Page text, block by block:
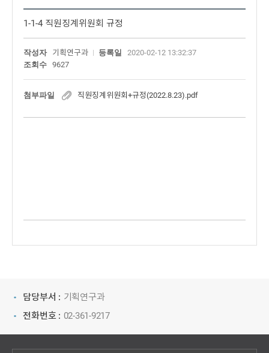
1-1-4 직원징계위원회 규정
작성자 기획연구과 등록일
2020-02-12 13:32:37
조회수
9627
첨부파일 직원징계위원회+규정(2022.8.23).pdf
담당부서 : 기획연구과
전화번호 : 02-361-9217